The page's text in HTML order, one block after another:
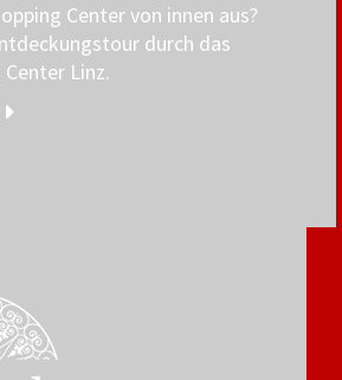
Center von innen aus?
durch das
Linz.